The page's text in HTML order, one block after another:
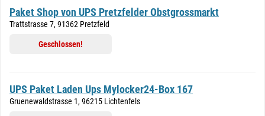
Paket Shop von UPS Pretzfelder Obstgrossmarkt
Trattstrasse 7, 91362 Pretzfeld
Geschlossen!
UPS Paket Laden Ups Mylocker24-Box 167
Gruenewaldstrasse 1, 96215 Lichtenfels